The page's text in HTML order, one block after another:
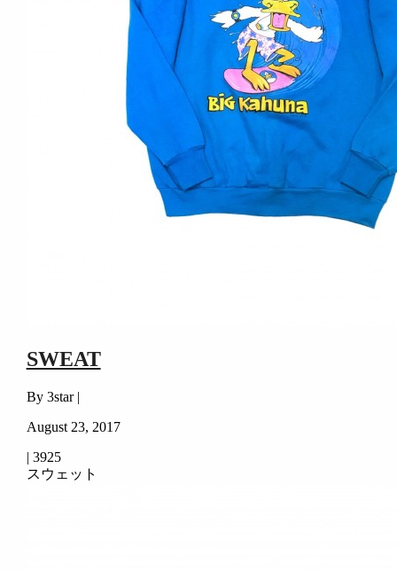
SWEAT
By 3star |
August 23, 2017
| 3925
スウェット